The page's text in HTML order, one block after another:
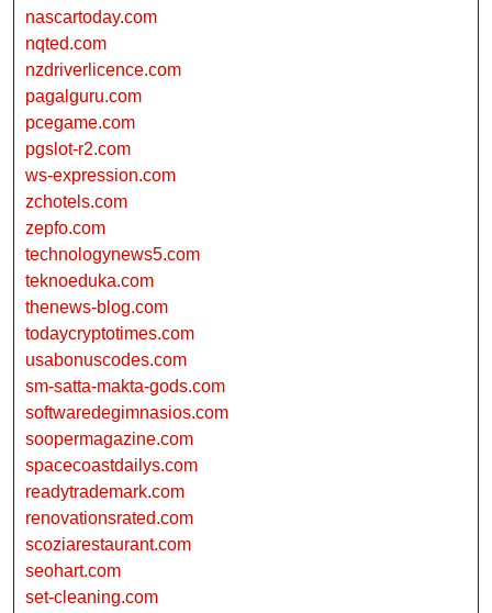
nascartoday.com
nqted.com
nzdriverlicence.com
pagalguru.com
pcegame.com
pgslot-r2.com
ws-expression.com
zchotels.com
zepfo.com
technologynews5.com
teknoeduka.com
thenews-blog.com
todaycryptotimes.com
usabonuscodes.com
sm-satta-makta-gods.com
softwaredegimnasios.com
soopermagazine.com
spacecoastdailys.com
readytrademark.com
renovationsrated.com
scoziarestaurant.com
seohart.com
set-cleaning.com